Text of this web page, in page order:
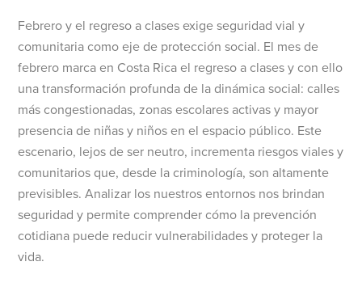
Febrero y el regreso a clases exige seguridad vial y
comunitaria como eje de protección social. El mes de
febrero marca en Costa Rica el regreso a clases y con ello
una transformación profunda de la dinámica social: calles
más congestionadas, zonas escolares activas y mayor
presencia de niñas y niños en el espacio público. Este
escenario, lejos de ser neutro, incrementa riesgos viales y
comunitarios que, desde la criminología, son altamente
previsibles. Analizar los nuestros entornos nos brindan
seguridad y permite comprender cómo la prevención
cotidiana puede reducir vulnerabilidades y proteger la
vida.